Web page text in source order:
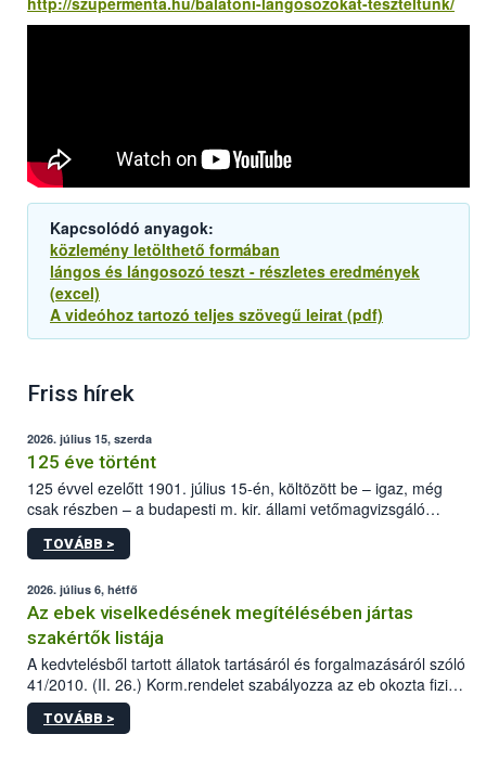
Kapcsolódó anyagok:
közlemény letölthető formában
lángos és lángosozó teszt - részletes eredmények
(excel)
A videóhoz tartozó teljes szövegű leirat (pdf)
Friss hírek
2026. július 15, szerda
125 éve történt
125 évvel ezelőtt 1901. július 15-én, költözött be – igaz, még
csak részben – a budapesti m. kir. állami vetőmagvizsgáló
állomás a Kis Rókus utca 15. szám alatti, Czigler Győző által
tervezett új épületébe.
TOVÁBB >
2026. július 6, hétfő
Az ebek viselkedésének megítélésében jártas
szakértők listája
A kedvtelésből tartott állatok tartásáról és forgalmazásáról szóló
41/2010. (II. 26.) Korm.rendelet szabályozza az eb okozta fizikai
sérülés, illetve ennek veszélye keletkezésekor felmerülő
hatósági feladatokat, valamint a veszélyes eb tartását és annak
TOVÁBB >